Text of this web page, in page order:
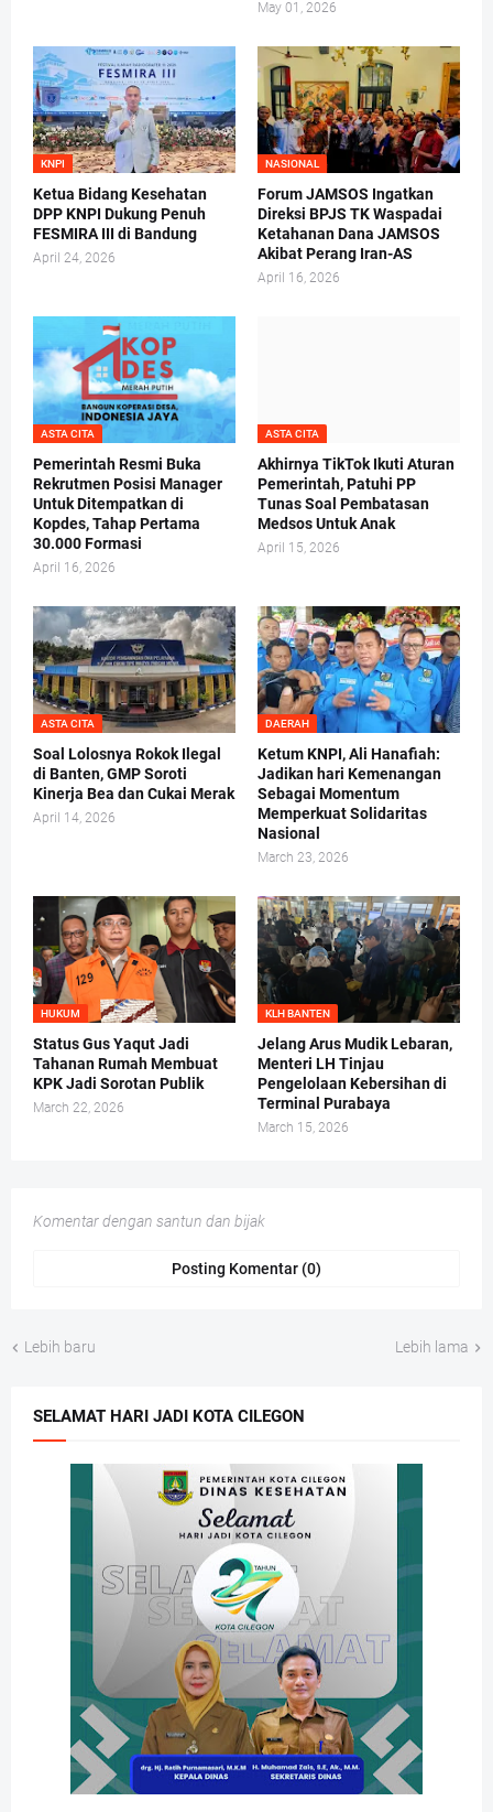
May 01, 2026
KNPI
Ketua Bidang Kesehatan
DPP KNPI Dukung Penuh
FESMIRA III di Bandung
April 24, 2026
NASIONAL
Forum JAMSOS Ingatkan
Direksi BPJS TK Waspadai
Ketahanan Dana JAMSOS
Akibat Perang Iran-AS
April 16, 2026
ASTA CITA
Pemerintah Resmi Buka
Rekrutmen Posisi Manager
Untuk Ditempatkan di
Kopdes, Tahap Pertama
30.000 Formasi
April 16, 2026
ASTA CITA
Akhirnya TikTok Ikuti Aturan
Pemerintah, Patuhi PP
Tunas Soal Pembatasan
Medsos Untuk Anak
April 15, 2026
ASTA CITA
Soal Lolosnya Rokok Ilegal
di Banten, GMP Soroti
Kinerja Bea dan Cukai Merak
April 14, 2026
DAERAH
Ketum KNPI, Ali Hanafiah:
Jadikan hari Kemenangan
Sebagai Momentum
Memperkuat Solidaritas
Nasional
March 23, 2026
HUKUM
Status Gus Yaqut Jadi
Tahanan Rumah Membuat
KPK Jadi Sorotan Publik
March 22, 2026
KLH BANTEN
Jelang Arus Mudik Lebaran,
Menteri LH Tinjau
Pengelolaan Kebersihan di
Terminal Purabaya
March 15, 2026
Komentar dengan santun dan bijak
Posting Komentar (0)
Lebih baru Lebih lama
SELAMAT HARI JADI KOTA CILEGON